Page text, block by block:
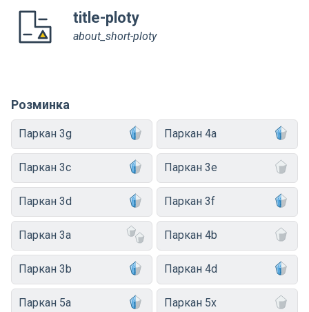
title-ploty
about_short-ploty
Розминка
Паркан 3g Паркан 4a
Паркан 3c Паркан 3e
Паркан 3d Паркан 3f
Паркан 3a Паркан 4b
Паркан 3b Паркан 4d
Паркан 5a Паркан 5x